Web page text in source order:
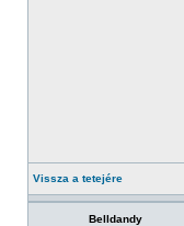
Vissza a tetejére
Belldandy